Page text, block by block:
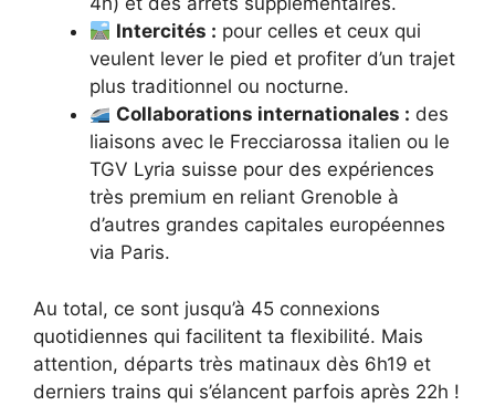
Intercités : pour celles et ceux qui
veulent lever le pied et profiter d’un trajet
plus traditionnel ou nocturne.
Collaborations internationales : des
liaisons avec le Frecciarossa italien ou le
TGV Lyria suisse pour des expériences
très premium en reliant Grenoble à
d’autres grandes capitales européennes
via Paris.
Au total, ce sont jusqu’à 45 connexions
quotidiennes qui facilitent ta flexibilité. Mais
attention, départs très matinaux dès 6h19 et
derniers trains qui s’élancent parfois après 22h !